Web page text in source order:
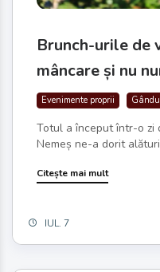
Brunch-urile de
mâncare și nu
Evenimente proprii
Totul a început într-o zi
Nemeș ne-a dorit
Citește mai mult
IUL. 7